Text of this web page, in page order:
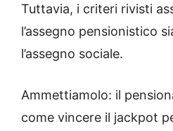
Tuttavia, i criteri rivisti
l’assegno pensionistico
l’assegno sociale.
Ammettiamolo: il
come vincere il jackpot